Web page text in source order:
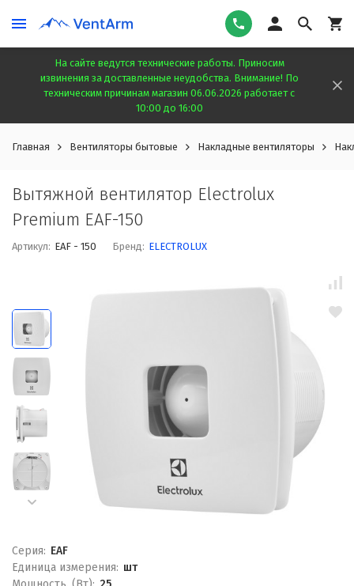
На сайте ведутся технические работы. Приносим
извинения за доставленные неудобства. Внимание! По
техническим причинам магазин 06.06.2026 работает с
10:00 до 16:00
Главная Вентиляторы бытовые Накладные вентиляторы
Вытяжной вентилятор Electrolux
Premium EAF-150
Артикул: EAF - 150 Бренд: ELECTROLUX
Серия: EAF
Единица измерения: шт